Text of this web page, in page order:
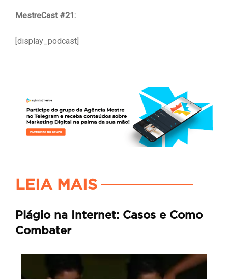
MestreCast #21:
[display_podcast]
LEIA MAIS
Plágio na Internet: Casos e Como
Combater